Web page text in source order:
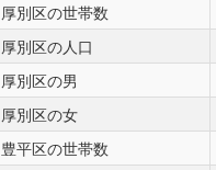
厚別区の世帯数
厚別区の人口
厚別区の男
厚別区の女
豊平区の世帯数